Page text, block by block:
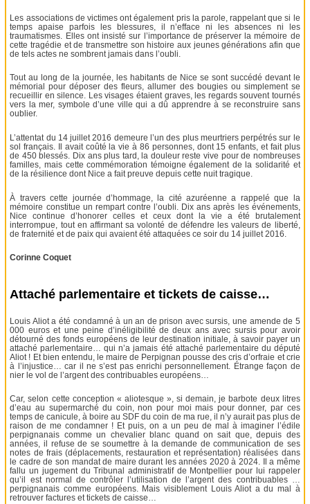
Les associations de victimes ont également pris la parole, rappelant que si le
temps apaise parfois les blessures, il n’efface ni les absences ni les
traumatismes. Elles ont insisté sur l’importance de préserver la mémoire de
cette tragédie et de transmettre son histoire aux jeunes générations afin que
de tels actes ne sombrent jamais dans l’oubli.
Tout au long de la journée, les habitants de Nice se sont succédé devant le
mémorial pour déposer des fleurs, allumer des bougies ou simplement se
recueillir en silence. Les visages étaient graves, les regards souvent tournés
vers la mer, symbole d’une ville qui a dû apprendre à se reconstruire sans
oublier.
L’attentat du 14 juillet 2016 demeure l’un des plus meurtriers perpétrés sur le
sol français. Il avait coûté la vie à 86 personnes, dont 15 enfants, et fait plus
de 450 blessés. Dix ans plus tard, la douleur reste vive pour de nombreuses
familles, mais cette commémoration témoigne également de la solidarité et
de la résilience dont Nice a fait preuve depuis cette nuit tragique.
À travers cette journée d’hommage, la cité azuréenne a rappelé que la
mémoire constitue un rempart contre l’oubli. Dix ans après les événements,
Nice continue d’honorer celles et ceux dont la vie a été brutalement
interrompue, tout en affirmant sa volonté de défendre les valeurs de liberté,
de fraternité et de paix qui avaient été attaquées ce soir du 14 juillet 2016.
Corinne Coquet
Attaché parlementaire et tickets de caisse…
Louis Aliot a été condamné à un an de prison avec sursis, une amende de 5
000 euros et une peine d’inéligibilité de deux ans avec sursis pour avoir
détourné des fonds européens de leur destination initiale, à savoir payer un
attaché parlementaire… qui n’a jamais été attaché parlementaire du député
Aliot ! Et bien entendu, le maire de Perpignan pousse des cris d’orfraie et crie
à l’injustice… car il ne s’est pas enrichi personnellement. Étrange façon de
nier le vol de l’argent des contribuables européens…
Car, selon cette conception « aliotesque », si demain, je barbote deux litres
d’eau au supermarché du coin, non pour moi mais pour donner, par ces
temps de canicule, à boire au SDF du coin de ma rue, il n’y aurait pas plus de
raison de me condamner ! Et puis, on a un peu de mal à imaginer l’édile
perpignanais comme un chevalier blanc quand on sait que, depuis des
années, il refuse de se soumettre à la demande de communication de ses
notes de frais (déplacements, restauration et représentation) réalisées dans
le cadre de son mandat de maire durant les années 2020 à 2024. Il a même
fallu un jugement du Tribunal administratif de Montpellier pour lui rappeler
qu’il est normal de contrôler l’utilisation de l’argent des contribuables …
perpignanais comme européens. Mais visiblement Louis Aliot a du mal à
retrouver factures et tickets de caisse…